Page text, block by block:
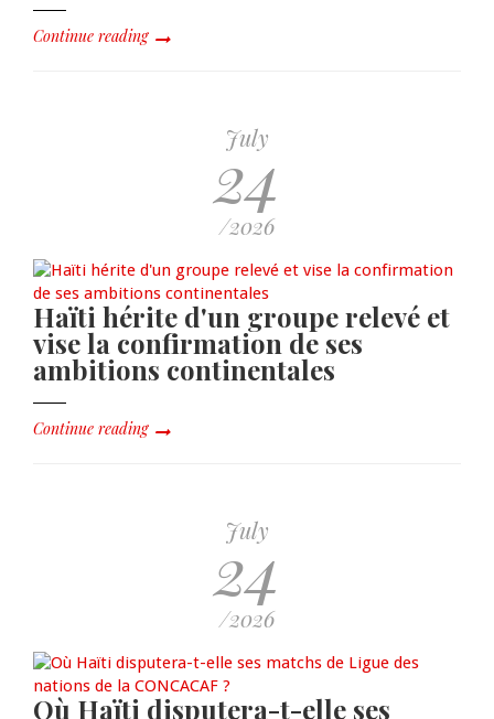
Continue reading
July
24
/2026
Haïti hérite d'un groupe relevé et
vise la confirmation de ses
ambitions continentales
Continue reading
July
24
/2026
Où Haïti disputera-t-elle ses